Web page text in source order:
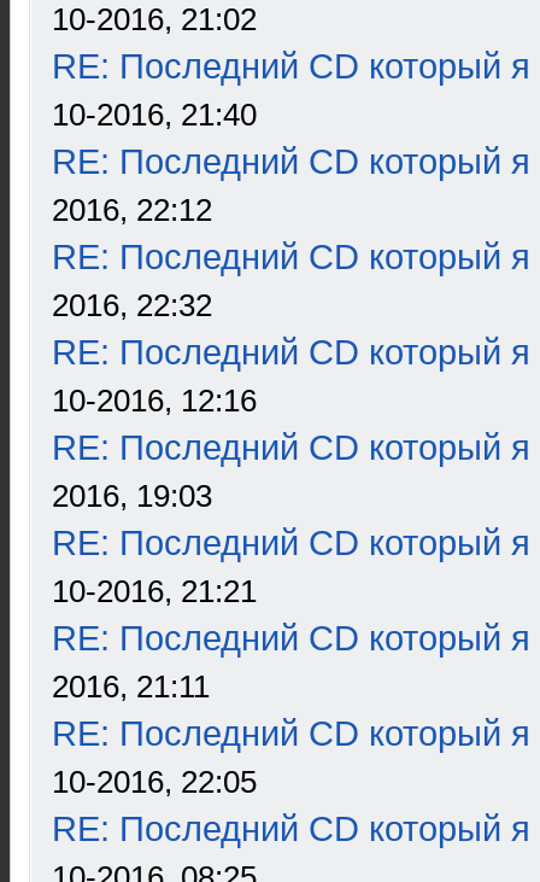
10-2016, 21:02
RE: Последний CD который я
10-2016, 21:40
RE: Последний CD который я
2016, 22:12
RE: Последний CD который я
2016, 22:32
RE: Последний CD который я
10-2016, 12:16
RE: Последний CD который я
2016, 19:03
RE: Последний CD который я
10-2016, 21:21
RE: Последний CD который я
2016, 21:11
RE: Последний CD который я
10-2016, 22:05
RE: Последний CD который я